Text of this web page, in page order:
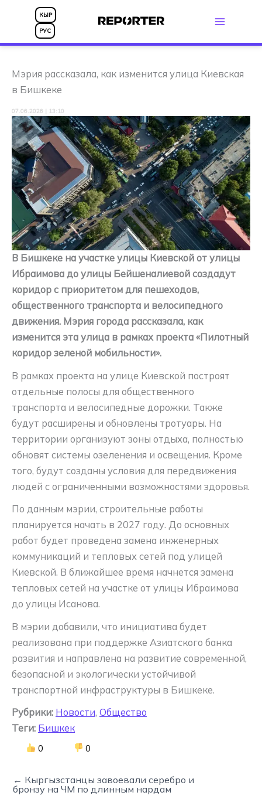
Перейти
содержимому
КЫР
РУС
Мэрия рассказала, как изменится улица Киевская
в Бишкеке
07.06.2026 | 13:10
В Бишкеке на участке улицы Киевской от улицы
Ибраимова до улицы Бейшеналиевой создадут
коридор с приоритетом для пешеходов,
общественного транспорта и велосипедного
движения. Мэрия города рассказала, как
изменится эта улица в рамках проекта «Пилотный
коридор зеленой мобильности».
В рамках проекта на улице Киевской построят
отдельные полосы для общественного
транспорта и велосипедные дорожки. Также
будут расширены и обновлены тротуары. На
территории организуют зоны отдыха, полностью
обновят системы озеленения и освещения. Кроме
того, будут созданы условия для передвижения
людей с ограниченными возможностями здоровья.
По данным мэрии, строительные работы
планируется начать в 2027 году. До основных
работ будет проведена замена инженерных
коммуникаций и тепловых сетей под улицей
Киевской. В ближайшее время начнется замена
тепловых сетей на участке от улицы Ибраимова
до улицы Исанова.
В мэрии добавили, что инициатива будет
реализована при поддержке Азиатского банка
развития и направлена на развитие современной,
безопасной и экологически устойчивой
транспортной инфраструктуры в Бишкеке.
Рубрики: Новости, Общество
Теги: Бишкек
0 0
← Кыргызстанцы завоевали серебро и
бронзу на ЧМ по длинным нардам